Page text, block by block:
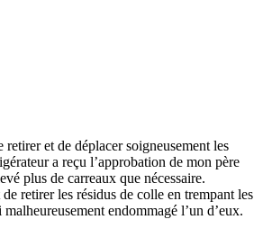
retirer et de déplacer soigneusement les
a reçu l’approbation de mon père
plus de carreaux que nécessaire.
retirer les résidus de colle en trempant les
malheureusement endommagé l’un d’eux.